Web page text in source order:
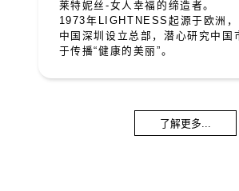
莱特妮丝-女人幸福的缔造者。
1973年LIGHTNESS起源于欧洲
中国深圳设立总部，潜心研究中国
于传播“健康的美丽”。
了解更多...